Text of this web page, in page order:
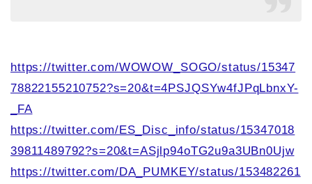
https://twitter.com/WOWOW_SOGO/status/15347
78822155210752?s=20&t=4PSJQSYw4fJPqLbnxY-
_FA
https://twitter.com/ES_Disc_info/status/15347018
39811489792?s=20&t=ASjlp94oTG2u9a3UBn0Ujw
https://twitter.com/DA_PUMKEY/status/153482261